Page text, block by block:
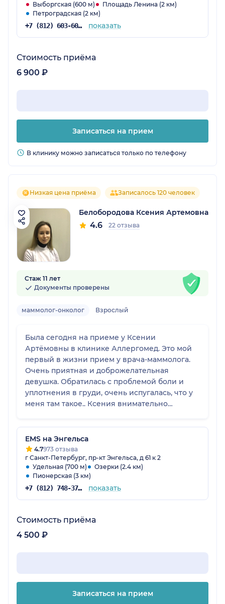
Выборгская (600 м)
Площадь Ленина (2 км)
Петроградская (2 км)
+7 (812) 603-60-42 показать
Стоимость приёма
6 900 ₽
Записаться на прием
В клинику можно записаться только по телефону
Низкая цена приёма Записалось 120 человек
Белобородова Ксения Артемовна
4.6 22 отзыва
Стаж 11 лет
Документы проверены
маммолог-онколог Взрослый
Была сегодня на приеме у Ксении
Артёмовны в клинике Аллергомед. Это мой
первый в жизни прием у врача-маммолога.
Очень приятная и доброжелательная
девушка. Обратилась с проблемой боли и
уплотнения в груди, очень испугалась, что у
меня там такое.. Ксения внимательно
узи. По результатам узи и осмотра у меня
оказалось все хорошо. Врач все объяснила,
дала рекомендации на будущее и успокоила
меня, очень рекомендую данного
специалиста к посещению!
EMS на Энгельса
4.7973 отзыва
г Санкт-Петербург, пр-кт Энгельса, д 61 к 2
Удельная (700 м)
Озерки (2.4 км)
Пионерская (3 км)
+7 (812) 748-37-16 показать
Стоимость приёма
4 500 ₽
Записаться на прием